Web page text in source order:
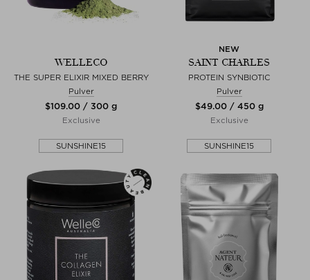
WELLECO
THE SUPER ELIXIR MIXED BERRY
Pulver
$‌109.00 / 300 g
Exclusive
SUNSHINE15
NEW
SAINT CHARLES
PROTEIN SYNBIOTIC
Pulver
$‌49.00 / 450 g
Exclusive
SUNSHINE15